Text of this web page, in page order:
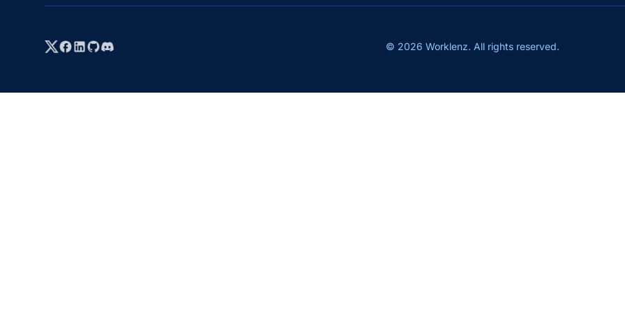
© 2026 Worklenz. All rights reserved.